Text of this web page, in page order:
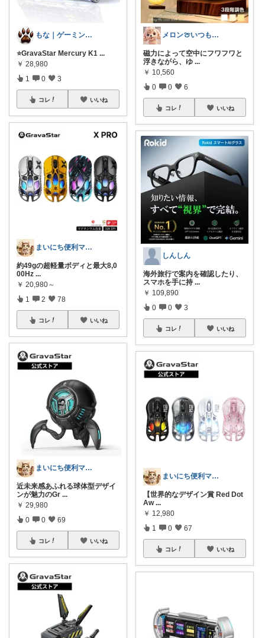
もな｜ゲーミング×デスク周り
⭐GravaStar Mercury K1 ...
￥ 28,980
1 0 3
コレ いいね
まいにち便利マーケット
約49gの超軽量ボディと最大8,0
00Hz ...
￥ 20,980～
1 2 78
コレ いいね
まいにち便利マーケット
近未来感あふれる球体型デザイ
ンが魅力のGr ...
￥ 29,980
0 0 69
コレ いいね
メロン🍈いつも感謝様✨️
磁力によって空中にフワフワと
浮きながら、ゆ ...
￥ 10,560
0 0 6
コレ いいね
しんしん
海外旅行で案内を確認したり、
スマホを手に持 ...
￥ 109,890
0 0 3
コレ いいね
まいにち便利マーケット
【世界的なデザイン賞 Red Dot
Aw ...
￥ 12,980
1 0 67
コレ いいね